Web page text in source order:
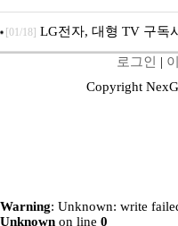
세대 AI 보안 플랫폼 구축
[01/18] LG전자, 대형 TV 구독
로그인 |
Copyright
Warning: Unknown: write
Unknown on line 0